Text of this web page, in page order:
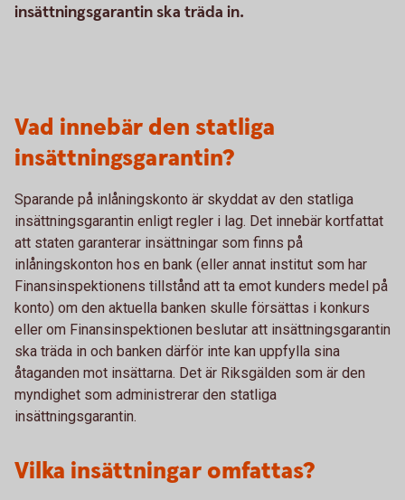
insättningsgarantin ska träda in.
Vad innebär den statliga
insättningsgarantin?
Sparande på inlåningskonto är skyddat av den statliga
insättningsgarantin enligt regler i lag. Det innebär kortfattat
att staten garanterar insättningar som finns på
inlåningskonton hos en bank (eller annat institut som har
Finansinspektionens tillstånd att ta emot kunders medel på
konto) om den aktuella banken skulle försättas i konkurs
eller om Finansinspektionen beslutar att insättningsgarantin
ska träda in och banken därför inte kan uppfylla sina
åtaganden mot insättarna. Det är Riksgälden som är den
myndighet som administrerar den statliga
insättningsgarantin.
Vilka insättningar omfattas?